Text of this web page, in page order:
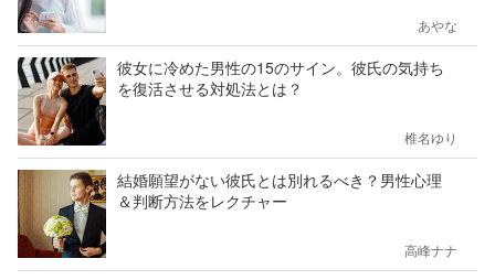
あやな
彼女に冷めた男性の15のサイン。彼氏の気持ち
を復活させる対処法とは？
椎名ゆり
結婚願望がない彼氏とは別れるべき？男性心理
＆判断方法をレクチャー
高峰ナナ